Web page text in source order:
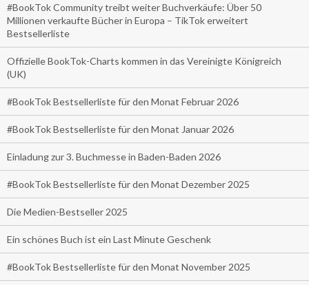
#BookTok Community treibt weiter Buchverkäufe: Über 50
Millionen verkaufte Bücher in Europa – TikTok erweitert
Bestsellerliste
Offizielle BookTok-Charts kommen in das Vereinigte Königreich
(UK)
#BookTok Bestsellerliste für den Monat Februar 2026
#BookTok Bestsellerliste für den Monat Januar 2026
Einladung zur 3. Buchmesse in Baden-Baden 2026
#BookTok Bestsellerliste für den Monat Dezember 2025
Die Medien-Bestseller 2025
Ein schönes Buch ist ein Last Minute Geschenk
#BookTok Bestsellerliste für den Monat November 2025